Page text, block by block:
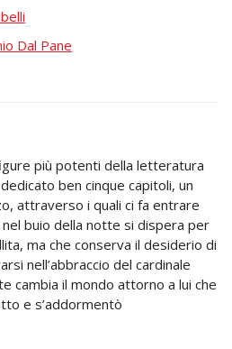
Dal Pane
più potenti della letteratura
ben cinque capitoli, un
attraverso i quali ci fa entrare
nel buio della notte si dispera per
ma che conserva il desiderio di
nell’abbraccio del cardinale
cambia il mondo attorno a lui che
e s’addormentò